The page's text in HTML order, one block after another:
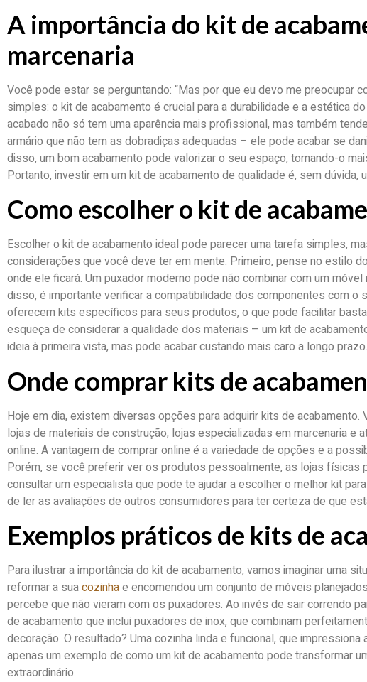
A importância do kit de
marcenaria
Você pode estar se perguntando: “Mas por que eu devo me preocupar
simples: o kit de acabamento é crucial para a durabilidade e a estética
acabado não só tem uma aparência mais profissional, mas também
armário que não tem as dobradiças adequadas – ele pode acabar se
disso, um bom acabamento pode valorizar o seu espaço, tornando-o
Portanto, investir em um kit de acabamento de qualidade é, sem dúvida,
Como escolher o kit de
Escolher o kit de acabamento ideal pode parecer uma tarefa simples,
considerações que você deve ter em mente. Primeiro, pense no estilo
onde ele ficará. Um puxador moderno pode não combinar com um
disso, é importante verificar a compatibilidade dos componentes com o
oferecem kits específicos para seus produtos, o que pode facilitar
esqueça de considerar a qualidade dos materiais – um kit de
ideia à primeira vista, mas pode acabar custando mais caro a longo prazo.
Onde comprar kits de
Hoje em dia, existem diversas opções para adquirir kits de
lojas de materiais de construção, lojas especializadas em marcenaria e
online. A vantagem de comprar online é a variedade de opções e a
Porém, se você preferir ver os produtos pessoalmente, as lojas físicas
consultar um especialista que pode te ajudar a escolher o melhor kit
de ler as avaliações de outros consumidores para ter certeza de que
Exemplos práticos de kits de
Para ilustrar a importância do kit de acabamento, vamos imaginar uma
reformar a suacozinhae encomendou um conjunto de móveis
percebe que não vieram com os puxadores. Ao invés de sair correndo
de acabamento que inclui puxadores de inox, que combinam
decoração. O resultado? Uma cozinha linda e funcional, que
apenas um exemplo de como um kit de acabamento pode transformar
extraordinário.